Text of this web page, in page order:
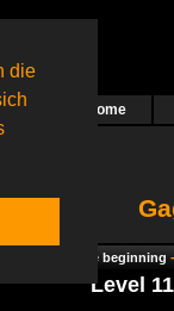
die
Home
Gagolga - The beginning
Level